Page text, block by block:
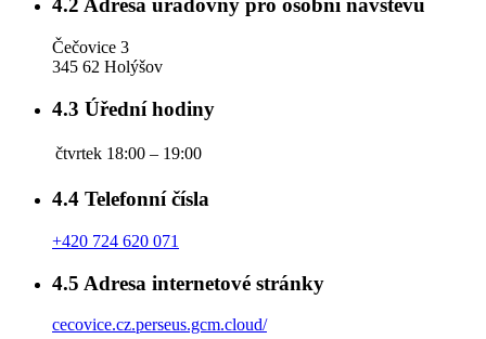
4.2 Adresa úřadovny pro osobní návštěvu
Čečovice 3
345 62 Holýšov
4.3 Úřední hodiny
čtvrtek 18:00 – 19:00
4.4 Telefonní čísla
+420 724 620 071
4.5 Adresa internetové stránky
cecovice.cz.perseus.gcm.cloud/